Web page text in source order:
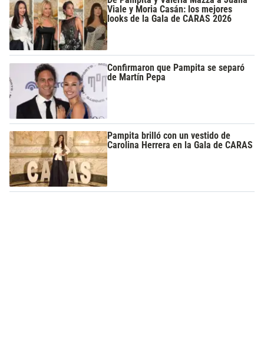
Viale y Moria Casán: los mejores
looks de la Gala de CARAS 2026
Confirmaron que Pampita se separó
de Martín Pepa
Pampita brilló con un vestido de
Carolina Herrera en la Gala de CARAS